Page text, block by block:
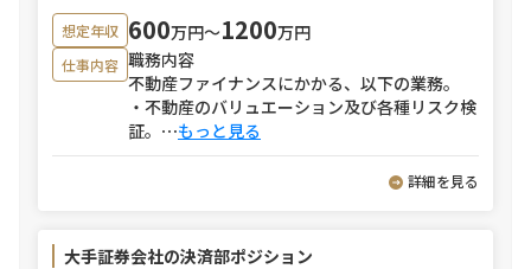
想定年収 600万円〜1200万円
仕事内容 職務内容
不動産ファイナンスにかかる、以下の業務。
・不動産のバリュエーション及び各種リスク検
証。 ⋯もっと見る
詳細を見る
大手証券会社の決済部ポジション